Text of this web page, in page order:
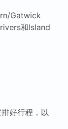
Gatwick
和Island
好行程，以